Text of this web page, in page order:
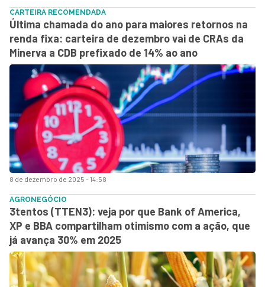
8 de dezembro de 2025 - 14:58
CARTEIRA RECOMENDADA
Última chamada do ano para maiores retornos na
renda fixa: carteira de dezembro vai de CRAs da
Minerva a CDB prefixado de 14% ao ano
AGRONEGÓCIO
3tentos (TTEN3): veja por que Bank of America,
XP e BBA compartilham otimismo com a ação, que
já avança 30% em 2025